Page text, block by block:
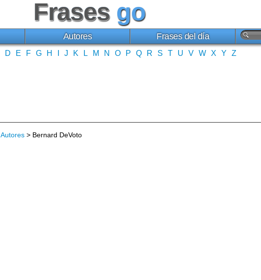
Frases go
Autores Frases del día
D E F G H J K L M N O P Q R S T U V W X Y Z
Autores > Bernard DeVoto